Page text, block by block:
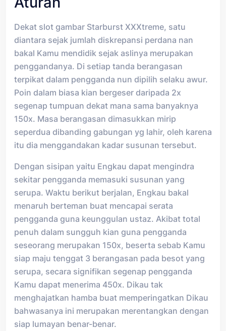
Dekat slot gambar Starburst XXXtreme, satu
diantara sejak jumlah diskrepansi perdana nan
bakal Kamu mendidik sejak aslinya merupakan
penggandanya. Di setiap tanda berangasan
terpikat dalam pengganda nun dipilih selaku awur.
Poin dalam biasa kian bergeser daripada 2x
segenap tumpuan dekat mana sama banyaknya
150x. Masa berangasan dimasukkan mirip
seperdua dibanding gabungan yg lahir, oleh karena
itu dia menggandakan kadar susunan tersebut.
Dengan sisipan yaitu Engkau dapat mengindra
sekitar pengganda memasuki susunan yang
serupa. Waktu berikut berjalan, Engkau bakal
menaruh berteman buat mencapai serata
pengganda guna keunggulan ustaz. Akibat total
penuh dalam sungguh kian guna pengganda
seseorang merupakan 150x, beserta sebab Kamu
siap maju tenggat 3 berangasan pada besot yang
serupa, secara signifikan segenap pengganda
Kamu dapat menerima 450x. Dikau tak
menghajatkan hamba buat memperingatkan Dikau
bahwasanya ini merupakan merentangkan dengan
siap lumayan benar-benar.